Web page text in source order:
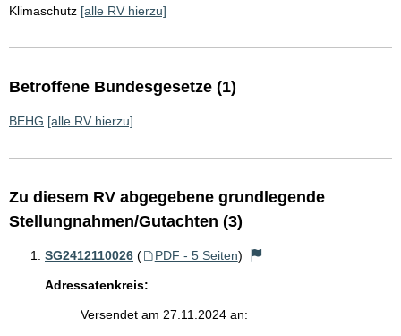
Klimaschutz [alle RV hierzu]
Betroffene Bundesgesetze (1)
BEHG [alle RV hierzu]
Zu diesem RV abgegebene grundlegende
Stellungnahmen/Gutachten (3)
SG2412110026 ( PDF - 5 Seiten)
Adressatenkreis:
Versendet am 27.11.2024 an: